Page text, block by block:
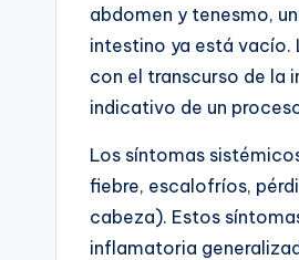
abdomen y tenesmo,
intestino ya está vacío.
con el transcurso de la
indicativo de un
Los síntomas
fiebre, escalofríos,
cabeza). Estos
inflamatoria